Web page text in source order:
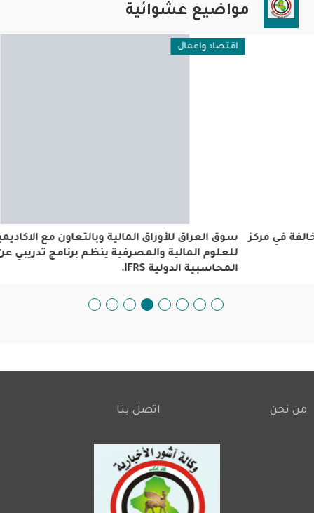
مواضيع عشوائية
سوق العراق للأوراق المالية وبالتعاون مع الاكاديمية العربية
المالية والمصرفية ينظم برنامج تدريبي عن المعايير
Footer
من نحن اتصل بنا